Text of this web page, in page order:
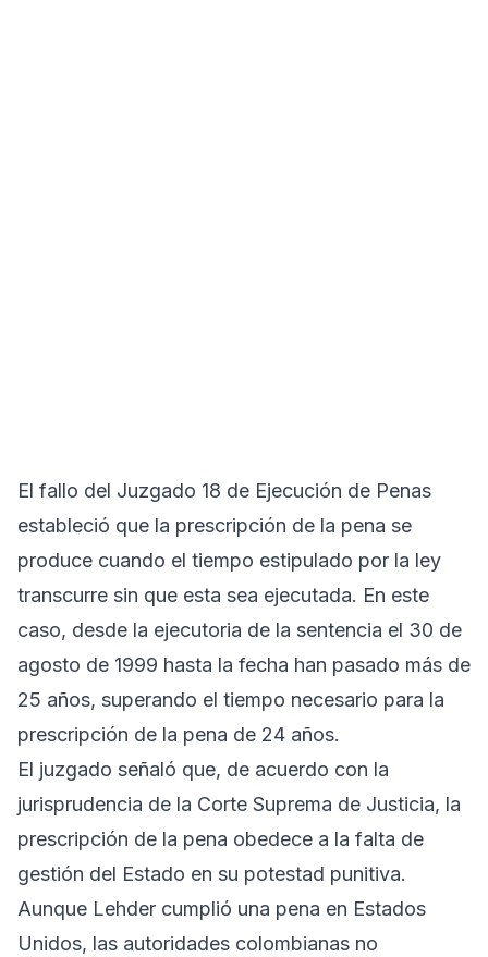
El fallo del Juzgado 18 de Ejecución de Penas
estableció que la prescripción de la pena se
produce cuando el tiempo estipulado por la ley
transcurre sin que esta sea ejecutada. En este
caso, desde la ejecutoria de la sentencia el 30 de
agosto de 1999 hasta la fecha han pasado más de
25 años, superando el tiempo necesario para la
prescripción de la pena de 24 años.
El juzgado señaló que, de acuerdo con la
jurisprudencia de la Corte Suprema de Justicia, la
prescripción de la pena obedece a la falta de
gestión del Estado en su potestad punitiva.
Aunque Lehder cumplió una pena en Estados
Unidos, las autoridades colombianas no